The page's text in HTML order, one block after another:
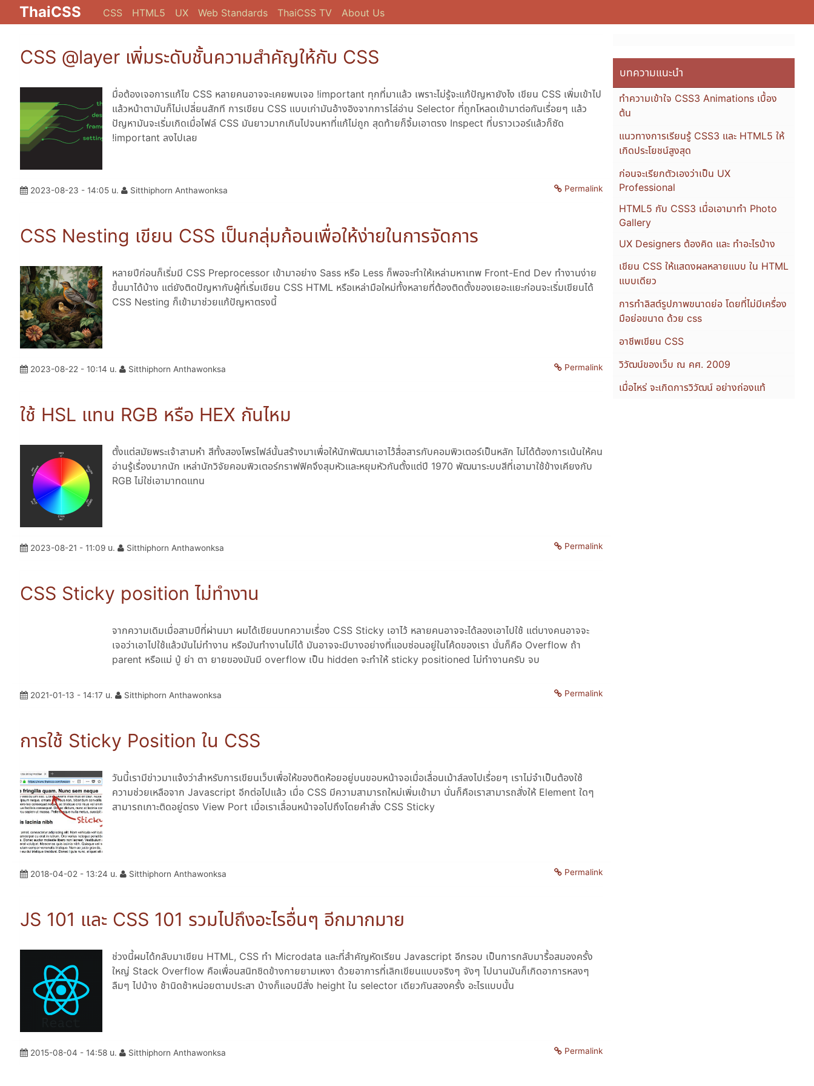
ThaiCSS CSS HTML5 UX Web Standards ThaiCSS TV About Us
CSS @layer เพิ่มระดับชั้นความสำคัญให้กับ CSS
มื่อต้องเจอการแก้ไข CSS หลายคนอาจจะเคยพบเจอ !important ทุกที่มาแล้ว เพราะไม่รู้จะแก้ปัญหายังไง เขียน CSS เพิ่มเข้าไป
แล้วหน้าตามันก็ไม่เปลี่ยนสักที การเขียน CSS แบบเก่ามันอ้างอิงจากการไล่อ่าน Selector ที่ถูกโหลดเข้ามาต่อกันเรื่อยๆ แล้ว
ปัญหามันจะเริ่มเกิดเมื่อไฟล์ CSS มันยาวมากเกินไปจนหาที่แก้ไม่ถูก สุดท้ายก็จิ้มเอาตรง Inspect ที่บราวเวอร์แล้วก็ซัด
!important ลงไปเลย
2023-08-23 - 14:05 น. Sitthiphorn Anthawonksa Permalink
CSS Nesting เขียน CSS เป็นกลุ่มก้อนเพื่อให้ง่ายในการจัดการ
หลายปีก่อนก็เริ่มมี CSS Preprocessor เข้ามาอย่าง Sass หรือ Less ก็พอจะทำให้เหล่ามหาเทพ Front-End Dev ทำงานง่าย
ขึ้นมาได้บ้าง แต่ยังติดปัญหากับผู้ที่เริ่มเขียน CSS HTML หรือเหล่ามือใหม่ทั้งหลายที่ต้องติดตั้งของเยอะแยะก่อนจะเริ่มเขียนได้
CSS Nesting ก็เข้ามาช่วยแก้ปัญหาตรงนี้
2023-08-22 - 10:14 น. Sitthiphorn Anthawonksa Permalink
ใช้ HSL แทน RGB หรือ HEX กันไหม
ตั้งแต่สมัยพระเจ้าสามหำ สีทั้งสองโพรไฟล์นั้นสร้างมาเพื่อให้นักพัฒนาเอาไว้สื่อสารกับคอมพิวเตอร์เป็นหลัก ไม่ได้ต้องการเน้นให้คน
อ่านรู้เรื่องมากนัก เหล่านักวิจัยคอมพิวเตอร์กราฟฟิคจึงสุมหัวและหยุมหัวกันตั้งแต่ปี 1970 พัฒนาระบบสีที่เอามาใช้ข้างเคียงกับ
RGB ไม่ใช่เอามาทดแทน
2023-08-21 - 11:09 น. Sitthiphorn Anthawonksa Permalink
CSS Sticky position ไม่ทำงาน
จากความเดิมเมื่อสามปีที่ผ่านมา ผมได้เขียนบทความเรื่อง CSS Sticky เอาไว้ หลายคนอาจจะได้ลองเอาไปใช้ แต่บางคนอาจจะ
เจอว่าเอาไปใช้แล้วมันไม่ทำงาน หรือมันทำงานไม่ได้ มันอาจจะมีบางอย่างที่แอบซ่อนอยู่ในโค้ดของเรา นั่นก็คือ Overflow ถ้า
parent หรือแม่ ปู่ ย่า ตา ยายของมันมี overflow เป็น hidden จะทำให้ sticky positioned ไม่ทำงานครับ จบ
2021-01-13 - 14:17 น. Sitthiphorn Anthawonksa Permalink
การใช้ Sticky Position ใน CSS
วันนี้เรามีข่าวมาแจ้งว่าสำหรับการเขียนเว็บเพื่อให้ของติดห้อยอยู่บนขอบหน้าจอเมื่อเลื่อนเม้าส์ลงไปเรื่อยๆ เราไม่จำเป็นต้องใช้
ความช่วยเหลือจาก Javascript อีกต่อไปแล้ว เมื่อ CSS มีความสามารถใหม่เพิ่มเข้ามา นั่นก็คือเราสามารถสั่งให้ Element ใดๆ
สามารถเกาะติดอยู่ตรง View Port เมื่อเราเลื่อนหน้าจอไปถึงโดยคำสั่ง CSS Sticky
2018-04-02 - 13:24 น. Sitthiphorn Anthawonksa Permalink
JS 101 และ CSS 101 รวมไปถึงอะไรอื่นๆ อีกมากมาย
ช่วงนี้ผมได้กลับมาเขียน HTML, CSS ทำ Microdata และที่สำคัญหัดเรียน Javascript อีกรอบ เป็นการกลับมารื้อสมองครั้ง
ใหญ่ Stack Overflow คือเพื่อนสนิทชิดข้างกายยามเหงา ด้วยอาการที่เลิกเขียนแบบจริงๆ จังๆ ไปนานมันก็เกิดอาการหลงๆ
ลืมๆ ไปบ้าง ช้านิดช้าหน่อยตามประสา บ้างก็แอบมีสั่ง height ใน selector เดียวกันสองครั้ง อะไรแบบนั้น
2015-08-04 - 14:58 น. Sitthiphorn Anthawonksa Permalink
บทความแนะนำ
ทำความเข้าใจ CSS3 Animations เบื้อง
ต้น
แนวทางการเรียนรู้ CSS3 และ HTML5 ให้
เกิดประโยชน์สูงสุด
ก่อนจะเรียกตัวเองว่าเป็น UX
Professional
HTML5 กับ CSS3 เมื่อเอามาทำ Photo
Gallery
UX Designers ต้องคิด และ ทำอะไรบ้าง
เขียน CSS ให้แสดงผลหลายแบบ ใน HTML
แบบเดียว
การทำลิสต์รูปภาพขนาดย่อ โดยที่ไม่มีเครื่อง
มือย่อขนาด ด้วย css
อาชีพเขียน CSS
วิวัฒน์ของเว็บ ณ คศ. 2009
เมื่อไหร่ จะเกิดการวิวัฒน์ อย่างถ่องแท้